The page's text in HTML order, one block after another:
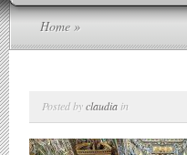
Home »
Posted byclaudia in